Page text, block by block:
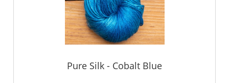
Pure Silk - Cobalt Blue